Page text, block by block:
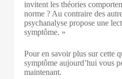
invitent les théories
norme ? Au contraire des
psychanalyse propose une
symptôme. »
Pour en savoir plus sur cette
symptôme aujourd’hui vous
maintenant.